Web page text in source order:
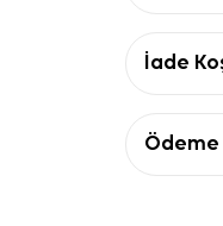
İade